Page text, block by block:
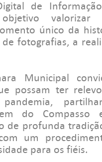
de
valorizar
único da
fotografias, a
Municipal
possam ter
do Compasso
de profunda
um
para os fiéis.